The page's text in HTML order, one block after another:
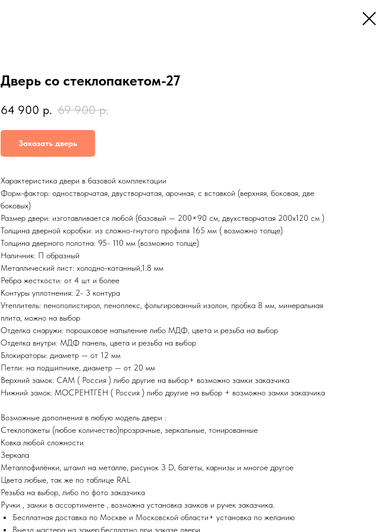
Дверь со стеклопакетом-27
64 900 р. 69 900 р.
Заказать дверь
Характеристика двери в базовой комплектации
Форм-фактор: одностворчатая, двустворчатая, арочная, с вставкой (верхняя, боковая, две
боковых)
Размер двери: изготавливается любой (базовый — 200×90 см, двухстворчатая 200х120 см )
Толщина дверной коробки: из сложно-гнутого профиля 165 мм ( возможно толще)
Толщина дверного полотна: 95- 110 мм (возможно толще)
Наличник: П образный
Металлический лист: холодно-катанный,1.8 мм
Ребра жесткости: от 4 шт и более
Контуры уплотнения: 2- 3 контура
Утеплитель: пенополистирол, пеноплекс, фольгированный изолон, пробка 8 мм, минеральная
плита, можно на выбор
Отделка снаружи: порошковое напыление либо МДФ, цвета и резьба на выбор
Отделка внутри: МДФ панель, цвета и резьба на выбор
Блокираторы: диаметр — от 12 мм
Петли: на подшипнике, диаметр — от 20 мм
Верхний замок: САМ ( Россия ) либо другие на выбор+ возможно замки заказчика
Нижний замок: МОСРЕНТГЕН ( Россия ) либо другие на выбор + возможно замки заказчика
Возможные дополнения в любую модель двери :
Стеклопакеты (любое количество)прозрачные, зеркальные, тонированные
Ковка любой сложности
Зеркала
Металлофилёнки, штамп на металле, рисунок 3 D, багеты, карнизы и многое другое
Цвета любые, так же по таблице RAL
Резьба на выбор, либо по фото заказчика
Ручки , замки в ассортименте , возможна установка замков и ручек заказчика.
Бесплатная доставка по Москве и Московской области+ установка по желанию
Выезд мастера на замер:бесплатно при заказе двери